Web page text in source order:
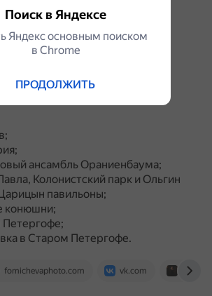
№4
ансамбль Ораниенбаума;
Колонистский парк и Ольгин
павильоны;
конюшни;
в Старом Петергофе.
fomichevaphoto.com vk.com
Поиск в Яндексе
Яндекс основным поиском
в Сhrome
ПРОДОЛЖИТЬ